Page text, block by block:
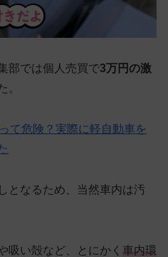
部では個人売買で3万円の激
。
て危険？実際に軽自動車を
となるため、当然車内は汚
吸い殻など、とにかく 車内環